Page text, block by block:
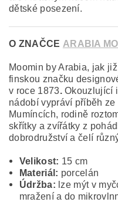
dětské posezení.
O ZNAČCE ARABIA
Moomin by Arabia, jak
finskou značku
v roce 1873.Okouzlující
nádobí vypráví příběh
Mumíncích, rodině
skřítky a zvířátky z
dobrodružství a čelí
Velikost: 15 cm
Materiál: porcelán
Údržba: lze mýt v
mražení a do